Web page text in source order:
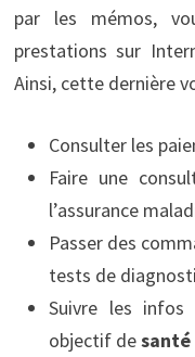
par les mémos,
prestations sur
Ainsi, cette dernière
Consulter les
Faire une
l’assurance
Passer des
tests de
Suivre les
objectif desanté